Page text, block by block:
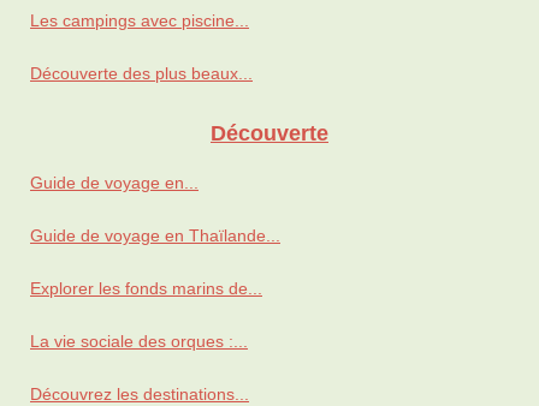
Les campings avec piscine...
Découverte des plus beaux...
Découverte
Guide de voyage en...
Guide de voyage en Thaïlande...
Explorer les fonds marins de...
La vie sociale des orques :...
Découvrez les destinations...